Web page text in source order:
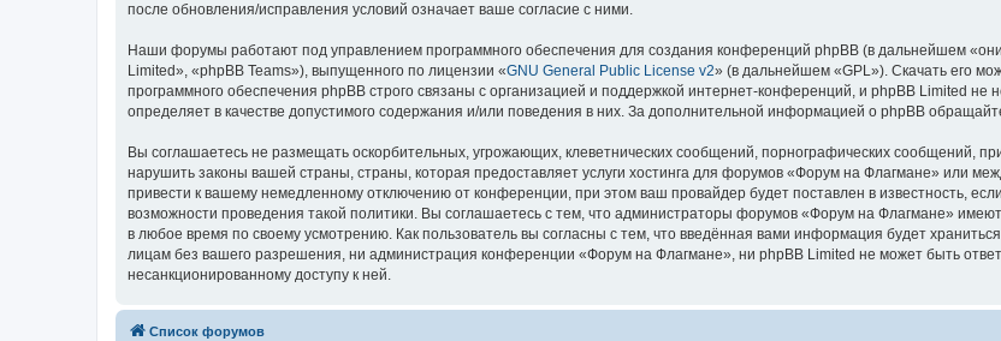
после обновления/исправления условий означает ваше согласие с ними.
Наши форумы работают под управлением программного обеспечения для создания конференций phpBB (в дальнейшем
Limited», «phpBB Teams»), выпущенного по лицензии «GNU General Public License v2» (в дальнейшем «GPL»). Скачать его
программного обеспечения phpBB строго связаны с организацией и поддержкой интернет-конференций, и phpBB Limited не
определяет в качестве допустимого содержания и/или поведения в них. За дополнительной информацией о phpBB
Вы соглашаетесь не размещать оскорбительных, угрожающих, клеветнических сообщений, порнографических сообщений,
нарушить законы вашей страны, страны, которая предоставляет услуги хостинга для форумов «Форум на Флагмане» или
привести к вашему немедленному отключению от конференции, при этом ваш провайдер будет поставлен в известность,
возможности проведения такой политики. Вы соглашаетесь с тем, что администраторы форумов «Форум на Флагмане»
в любое время по своему усмотрению. Как пользователь вы согласны с тем, что введённая вами информация будет
лицам без вашего разрешения, ни администрация конференции «Форум на Флагмане», ни phpBB Limited не может быть
несанкционированному доступу к ней.
Список форумов